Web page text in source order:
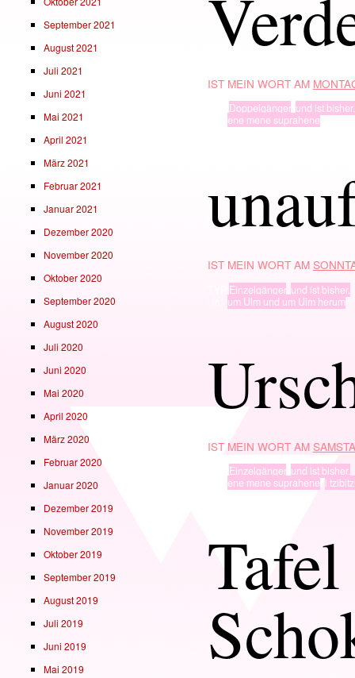
IST MEIN WORT AM
Doppelgänger, und ist bisher.
ene mene suprahene
IST MEIN WORT AM
Einzelgänger, und ist bisher.
um Ulm und um Ulm herum
IST MEIN WORT AM
Einzelgänger, und ist bisher.
ene mene suprahene,i
Tafel
September 2021
August 2021
Juli 2021
Juni 2021
Mai 2021
April 2021
März 2021
Februar 2021
Januar 2021
Dezember 2020
November 2020
Oktober 2020
September 2020
August 2020
Juli 2020
Juni 2020
Mai 2020
April 2020
März 2020
Februar 2020
Januar 2020
Dezember 2019
November 2019
Oktober 2019
September 2019
August 2019
Juli 2019
Juni 2019
Mai 2019